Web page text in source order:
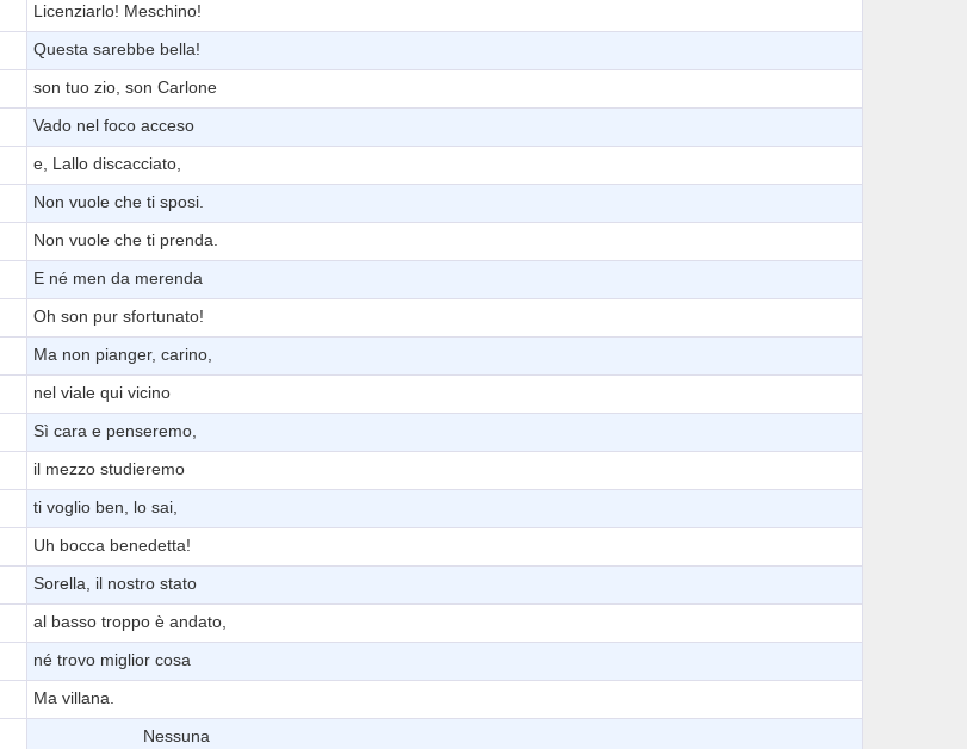
Licenziarlo! Meschino!
Questa sarebbe bella!
son tuo zio, son Carlone
Vado nel foco acceso
e, Lallo discacciato,
Non vuole che ti sposi.
Non vuole che ti prenda.
E né men da merenda
Oh son pur sfortunato!
Ma non pianger, carino,
nel viale qui vicino
Sì cara e penseremo,
il mezzo studieremo
ti voglio ben, lo sai,
Uh bocca benedetta!
Sorella, il nostro stato
al basso troppo è andato,
né trovo miglior cosa
Ma villana.
Nessuna